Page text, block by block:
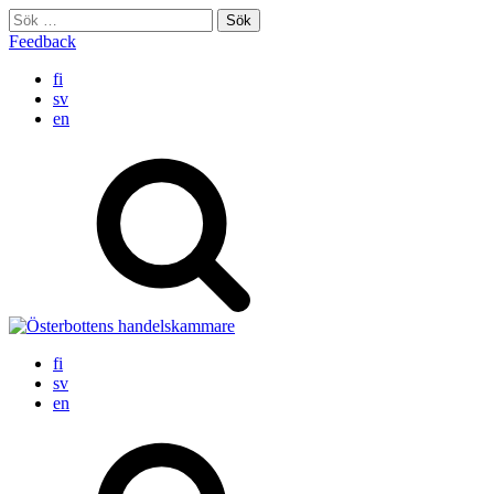
Skip
to
Sök
efter:
Feedback
fi
sv
en
fi
sv
en